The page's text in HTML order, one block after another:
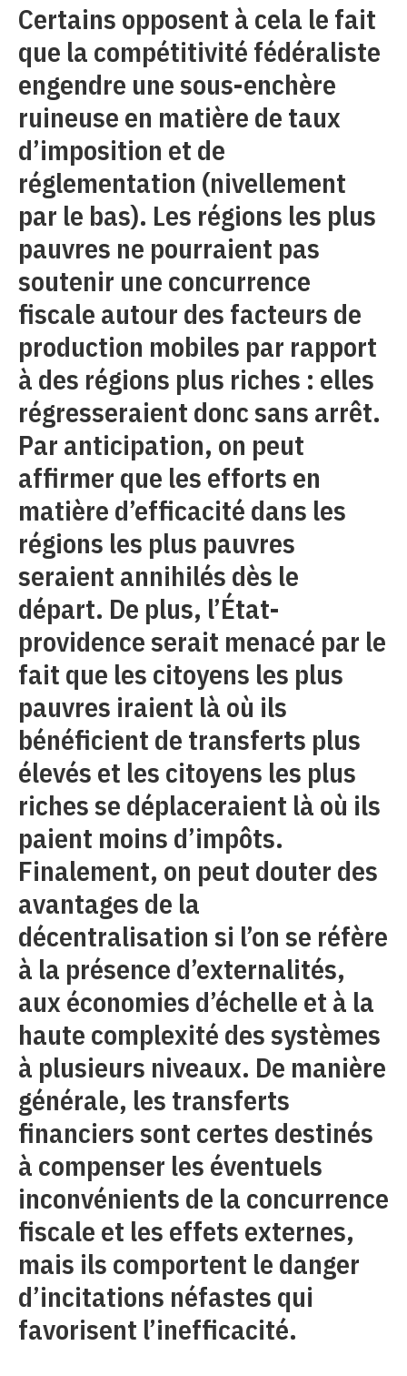
Certains opposent à cela le fait
que la compétitivité fédéraliste
engendre une sous-enchère
ruineuse en matière de taux
d’imposition et de
réglementation (nivellement
par le bas). Les régions les plus
pauvres ne pourraient pas
soutenir une concurrence
fiscale autour des facteurs de
production mobiles par rapport
à des régions plus riches : elles
régresseraient donc sans arrêt.
Par anticipation, on peut
affirmer que les efforts en
matière d’efficacité dans les
régions les plus pauvres
seraient annihilés dès le
départ. De plus, l’État-
providence serait menacé par le
fait que les citoyens les plus
pauvres iraient là où ils
bénéficient de transferts plus
élevés et les citoyens les plus
riches se déplaceraient là où ils
paient moins d’impôts.
Finalement, on peut douter des
avantages de la
décentralisation si l’on se réfère
à la présence d’externalités,
aux économies d’échelle et à la
haute complexité des systèmes
à plusieurs niveaux. De manière
générale, les transferts
financiers sont certes destinés
à compenser les éventuels
inconvénients de la concurrence
fiscale et les effets externes,
mais ils comportent le danger
d’incitations néfastes qui
favorisent l’inefficacité.